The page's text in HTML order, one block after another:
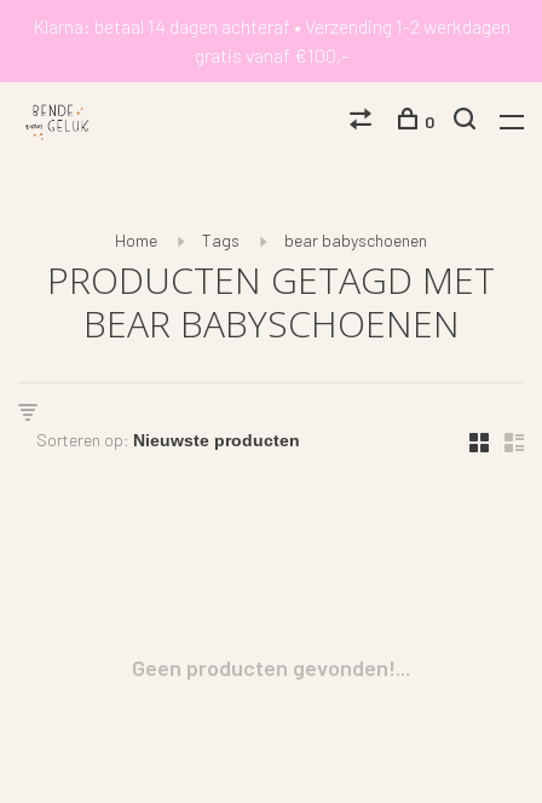
Klarna: betaal 14 dagen achteraf • Verzending 1-2 werkdagen
gratis vanaf €100,-
0
Home Tags bear babyschoenen
PRODUCTEN GETAGD MET
BEAR BABYSCHOENEN
Sorteren op:
Geen producten gevonden!...